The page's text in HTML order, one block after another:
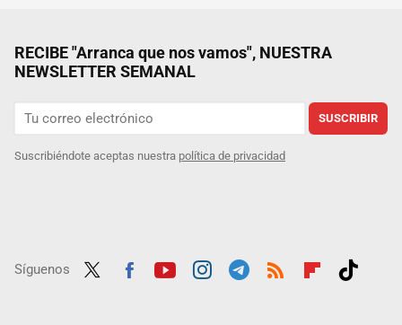
RECIBE "Arranca que nos vamos", NUESTRA
NEWSLETTER SEMANAL
SUSCRIBIR
Suscribiéndote aceptas nuestra política de privacidad
Síguenos